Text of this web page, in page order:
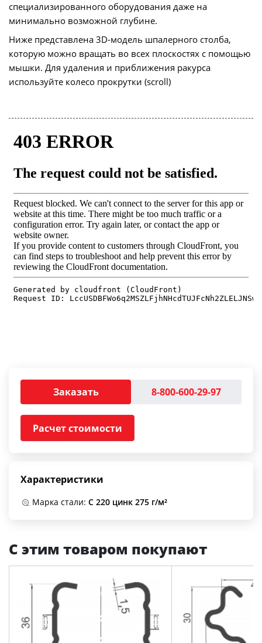
специализированного оборудования даже на
минимально возможной глубине.
Ниже представлена 3D-модель шпалерного столба,
которую можно вращать во всех плоскостях с помощью
мышки. Для удаления и приближения ракурса
используйте колесо прокрутки (scroll)
Заказать 8-800-600-29-97
Расчет стоимости
Характеристики
Марка стали: С 220 цинк 275 г/м²
С этим товаром покупают